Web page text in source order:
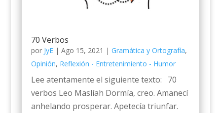
70 Verbos
por JyE| Ago 15, 2021 | Gramática y Ortografía,
Opinión, Reflexión - Entretenimiento - Humor
Lee atentamente el siguiente texto: 70
verbos Leo Maslíah Dormía, creo. Amanecí
anhelando prosperar. Apetecía triunfar.